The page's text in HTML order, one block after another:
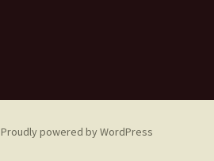
Proudly powered by WordPress